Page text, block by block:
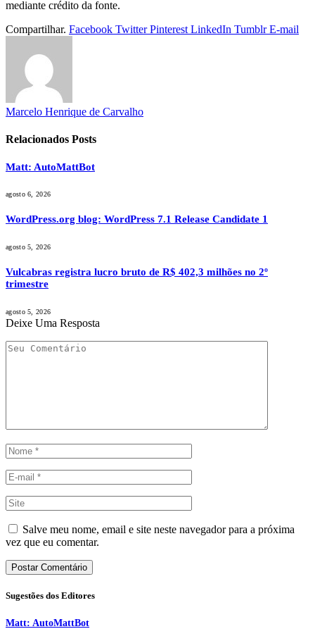
mediante crédito da fonte.
Compartilhar. Facebook Twitter Pinterest LinkedIn Tumblr E-mail
Marcelo Henrique de Carvalho
Relacionados Posts
Matt: AutoMattBot
agosto 6, 2026
WordPress.org blog: WordPress 7.1 Release Candidate 1
agosto 5, 2026
Vulcabras registra lucro bruto de R$ 402,3 milhões no 2º
trimestre
agosto 5, 2026
Deixe Uma Resposta
Salve meu nome, email e site neste navegador para a próxima
vez que eu comentar.
Sugestões dos Editores
Matt: AutoMattBot